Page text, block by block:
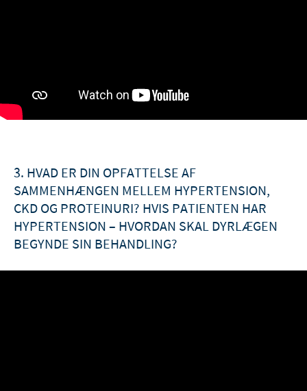
3. HVAD ER DIN OPFATTELSE AF
SAMMENHÆNGEN MELLEM HYPERTENSION,
CKD OG PROTEINURI? HVIS PATIENTEN HAR
HYPERTENSION – HVORDAN SKAL DYRLÆGEN
BEGYNDE SIN BEHANDLING?